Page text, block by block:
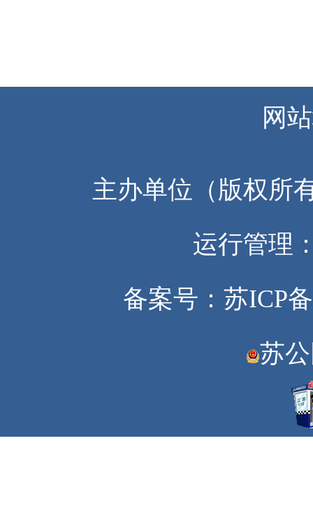
网
主办单位（版权所
运行管理
备案号：苏ICP
苏